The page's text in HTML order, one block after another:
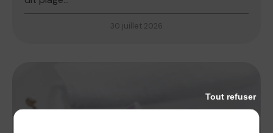
30 juillet 2026
Tout refuser